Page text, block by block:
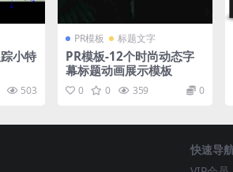
小特
503
PR模板 标题文字
PR模板-12个时尚动态字
幕标题动画展示模板
0 0 359 0
快速导